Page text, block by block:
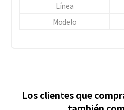
Línea
Modelo
Los clientes que
también